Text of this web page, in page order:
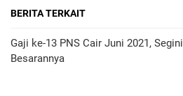
BERITA TERKAIT
Gaji ke-13 PNS Cair Juni 2021, Segini
Besarannya